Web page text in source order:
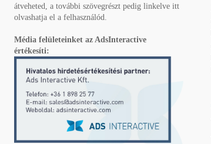
átveheted, a további szövegrészt pedig linkelve itt
olvashatja el a felhasználód.
Média felületeinket az AdsInteractive
értékesíti: